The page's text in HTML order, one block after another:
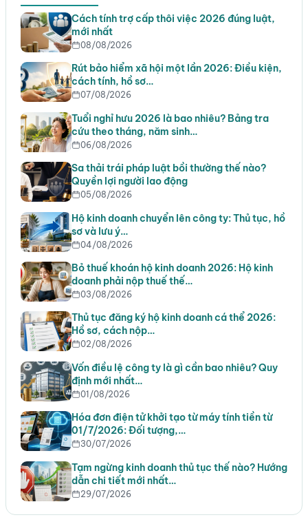
Cách tính trợ cấp thôi việc 2026 đúng luật,
mới nhất
08/08/2026
Rút bảo hiểm xã hội một lần 2026: Điều kiện,
cách tính, hồ sơ…
07/08/2026
Tuổi nghỉ hưu 2026 là bao nhiêu? Bảng tra
cứu theo tháng, năm sinh…
06/08/2026
Sa thải trái pháp luật bồi thường thế nào?
Quyền lợi người lao động
05/08/2026
Hộ kinh doanh chuyển lên công ty: Thủ tục, hồ
sơ và lưu ý…
04/08/2026
Bỏ thuế khoán hộ kinh doanh 2026: Hộ kinh
doanh phải nộp thuế thế…
03/08/2026
Thủ tục đăng ký hộ kinh doanh cá thể 2026:
Hồ sơ, cách nộp…
02/08/2026
Vốn điều lệ công ty là gì cần bao nhiêu? Quy
định mới nhất…
01/08/2026
Hóa đơn điện tử khởi tạo từ máy tính tiền từ
01/7/2026: Đối tượng,…
30/07/2026
Tạm ngừng kinh doanh thủ tục thế nào? Hướng
dẫn chi tiết mới nhất…
29/07/2026